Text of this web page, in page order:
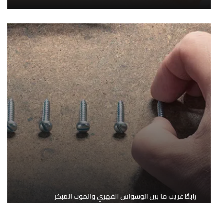
رابطٌ غريب ما بين الوسواس القهري والموت المبكر